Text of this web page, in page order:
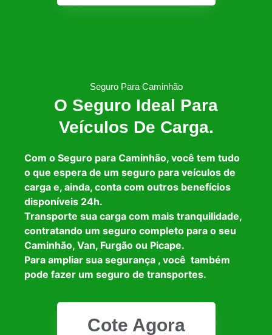
Seguro Para Caminhão
O Seguro Ideal Para
Veículos De Carga.
Com o Seguro para Caminhão, você tem tudo
o que espera de um seguro para veículos de
carga e, ainda, conta com outros benefícios
disponíveis 24h.
Transporte sua carga com mais tranquilidade,
contratando um seguro completo para o seu
Caminhão, Van, Furgão ou Picape.
Para ampliar sua segurança , você também
pode fazer um seguro de transportes.
Cote Agora